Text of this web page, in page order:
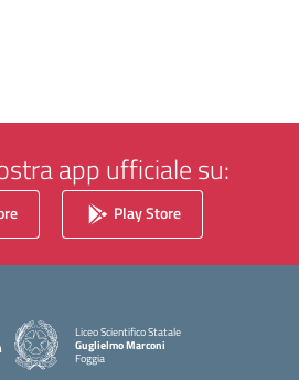
app ufficiale su:
Play Store
Liceo Scientifico Statale
Guglielmo Marconi
Foggia
— Visita la pagina iniziale della scuola